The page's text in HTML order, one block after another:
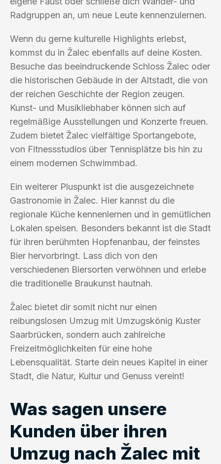
Radgruppen an, um neue Leute kennenzulernen.
Wenn du gerne kulturelle Highlights erlebst,
kommst du in Žalec ebenfalls auf deine Kosten.
Besuche das beeindruckende Schloss Žalec oder
die historischen Gebäude in der Altstadt, die von
der reichen Geschichte der Region zeugen.
Kunst- und Musikliebhaber können sich auf
regelmäßige Ausstellungen und Konzerte freuen.
Zudem bietet Žalec vielfältige Sportangebote,
von Fitnessstudios über Tennisplätze bis hin zu
einem modernen Schwimmbad.
Ein weiterer Pluspunkt ist die ausgezeichnete
Gastronomie in Žalec. Hier kannst du die
regionale Küche kennenlernen und in gemütlichen
Lokalen speisen. Besonders bekannt ist die Stadt
für ihren berühmten Hopfenanbau, der feinstes
Bier hervorbringt. Lass dich von den
verschiedenen Biersorten verwöhnen und erlebe
die traditionelle Braukunst hautnah.
Žalec bietet dir somit nicht nur einen
reibungslosen Umzug mit Umzugskönig Kuster
Saarbrücken, sondern auch zahlreiche
Freizeitmöglichkeiten für eine hohe
Lebensqualität. Starte dein neues Kapitel in einer
Stadt, die Natur, Kultur und Genuss vereint!
Was sagen unsere
Kunden über ihren
Umzug nach Žalec mit